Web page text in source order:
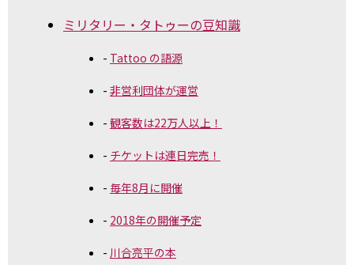
ミリタリー・タトゥーの豆知識
Tattoo の語源
非営利団体が運営
観客数は22万人以上！
チケットは連日完売！
毎年8月に開催
2018年の開催予定
川合亮平の本